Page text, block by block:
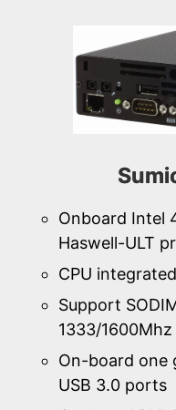
Onboard Intel
Haswell-ULT
CPU
Support
1333/
On-board one
USB 3.0 ports